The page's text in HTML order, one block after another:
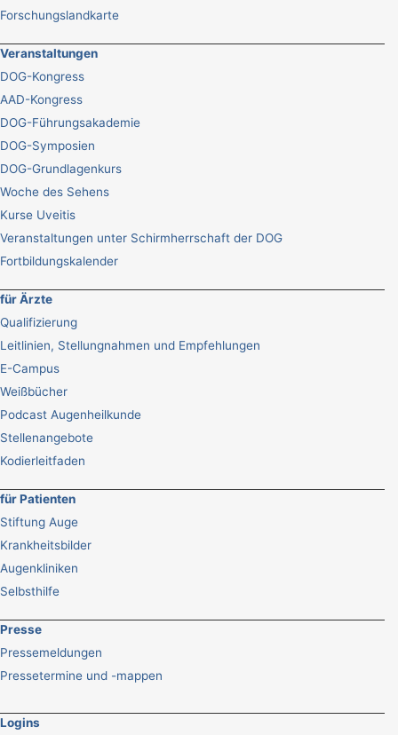
Forschungslandkarte
Veranstaltungen
DOG-Kongress
AAD-Kongress
DOG-Führungsakademie
DOG-Symposien
DOG-Grundlagenkurs
Woche des Sehens
Kurse Uveitis
Veranstaltungen unter Schirmherrschaft der DOG
Fortbildungskalender
für Ärzte
Qualifizierung
Leitlinien, Stellungnahmen und Empfehlungen
E-Campus
Weißbücher
Podcast Augenheilkunde
Stellenangebote
Kodierleitfaden
für Patienten
Stiftung Auge
Krankheitsbilder
Augenkliniken
Selbsthilfe
Presse
Pressemeldungen
Pressetermine und -mappen
Logins